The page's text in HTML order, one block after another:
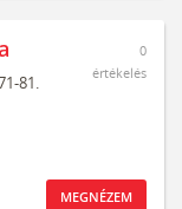
81.
0
értékelés
MEGNÉZEM